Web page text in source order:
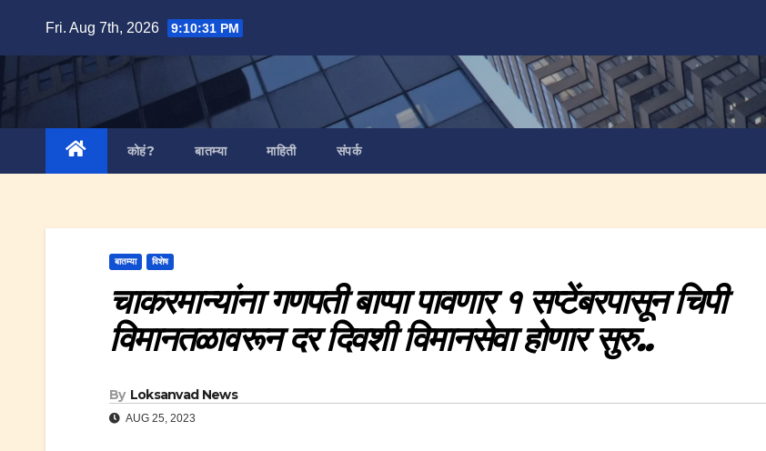
content
Fri. Aug 7th, 2026 9:10:32 PM
कोहं? बातम्या माहिती संपर्क
बातम्या विशेष
चाकरमान्यांना गणपती बाप्पा पावणार १ सप्टेंबरपासून चिपी
विमानतळावरून दर दिवशी विमानसेवा होणार सुरु..
By Loksanvad News
AUG 25, 2023